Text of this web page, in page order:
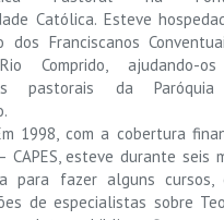
Católica. Esteve
dos Franciscanos
Comprido, ajudando-
pastorais da Paróquia
1998, com a cobertura
CAPES, esteve durante seis
para fazer alguns cursos,
de especialistas sobre